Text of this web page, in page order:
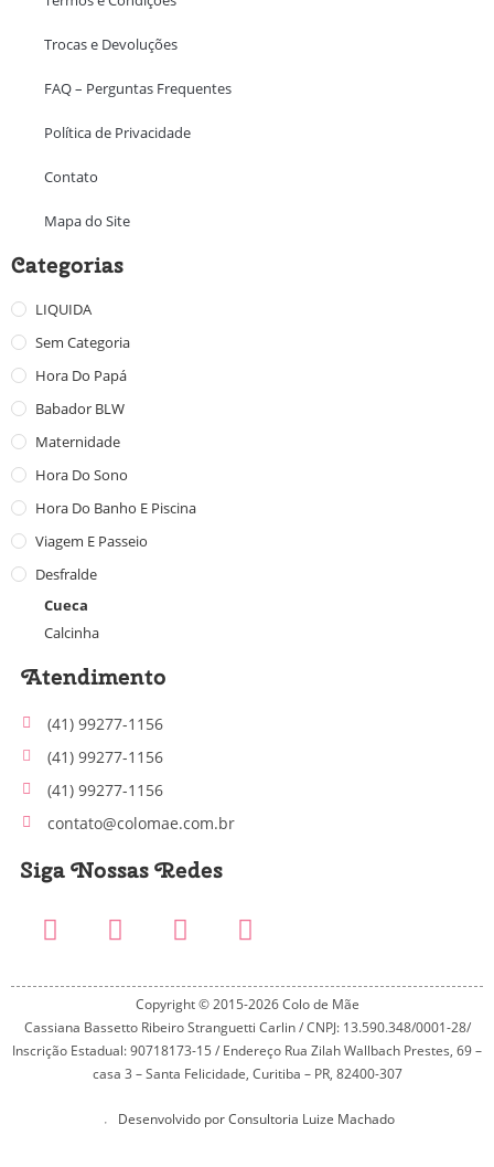
Trocas e Devoluções
FAQ – Perguntas Frequentes
Política de Privacidade
Contato
Mapa do Site
Categorias
LIQUIDA
Sem Categoria
Hora Do Papá
Babador BLW
Maternidade
Hora Do Sono
Hora Do Banho E Piscina
Viagem E Passeio
Desfralde
Cueca
Calcinha
Atendimento
(41) 99277-1156
(41) 99277-1156
(41) 99277-1156
contato@colomae.com.br
Siga Nossas Redes
Copyright © 2015-2026 Colo de Mãe
Cassiana Bassetto Ribeiro Stranguetti Carlin / CNPJ: 13.590.348/0001-28/
Inscrição Estadual: 90718173-15 / Endereço Rua Zilah Wallbach Prestes, 69 –
casa 3 – Santa Felicidade, Curitiba – PR, 82400-307
Desenvolvido por Consultoria Luize Machado